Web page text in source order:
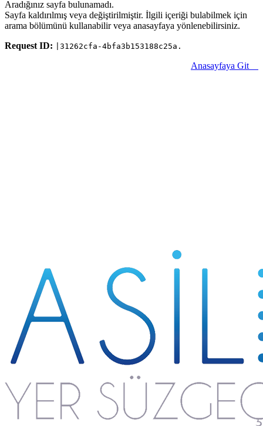
Aradığınız sayfa bulunamadı.
Sayfa kaldırılmış veya değiştirilmiştir. İlgili içeriği bulabilmek için
arama bölümünü kullanabilir veya anasayfaya yönlenebilirsiniz.
Request ID:
|31262cfa-4bfa3b153188c25a.
Anasayfaya Git